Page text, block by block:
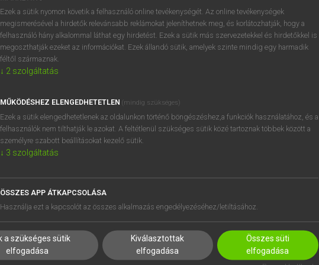
SÚGÓ
RÓLUNK
SÜTI BEÁLLÍTÁSOK
Ezek a sütik nyomon követik a felhasználó online tevékenységét. Az online tevékenységek
megismerésével a hirdetők relevánsabb reklámokat jeleníthetnek meg, és korlátozhatják, hogy a
felhasználó hány alkalommal láthat egy hirdetést. Ezek a sütik más szervezetekkel és hirdetőkkel is
megoszthatják ezeket az információkat. Ezek állandó sütik, amelyek szinte mindig egy harmadik
féltől származnak.
↓ 2 szolgáltatás
MŰKÖDÉSHEZ ELENGEDHETETLEN (mindig szükséges)
Ezek a sütik elengedhetetlenek az oldalunkon történő böngészéshez,a funkciók használatához, és a
felhasználók nem tilthatják le azokat. A feltétlenül szükséges sütik közé tartoznak többek között a
személyre szabott beállításokat kezelő sütik.
↓ 3 szolgáltatás
ÖSSZES APP ÁTKAPCSOLÁSA
Használja ezt a kapcsolót az összes alkalmazás engedélyezéséhez/letiltásához.
a szükséges sütik
elfogadása
Kiválasztottak
elfogadása
Összes süti
elfogadása